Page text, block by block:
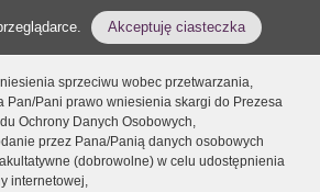
Akceptuję ciasteczka
sprzeciwu wobec przetwarzania,
Pan/Pani prawo wniesienia skargi do Prezesa
Ochrony Danych Osobowych,
przez Pana/Panią danych osobowych
(dobrowolne) w celu udostępnienia
internetowej,